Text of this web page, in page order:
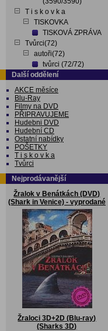
T i s k o v k a
TISKOVKA
TISKOVÁ ZPRÁVA
Tvůrci(72)
autoři(72)
tvůrci (72/72)
Další oddělení
AKCE měsíce
Blu-Ray
Filmy na DVD
PŘIPRAVUJEME
Hudebni DVD
Hudební CD
Ostatní nabídky
POŠETKY
T i s k o v k a
Tvůrci
Nejprodávanější
Žralok v Benátkách (DVD)
(Shark in Venice) - vyprodané
Žraloci 3D+2D (Blu-ray)
(Sharks 3D)